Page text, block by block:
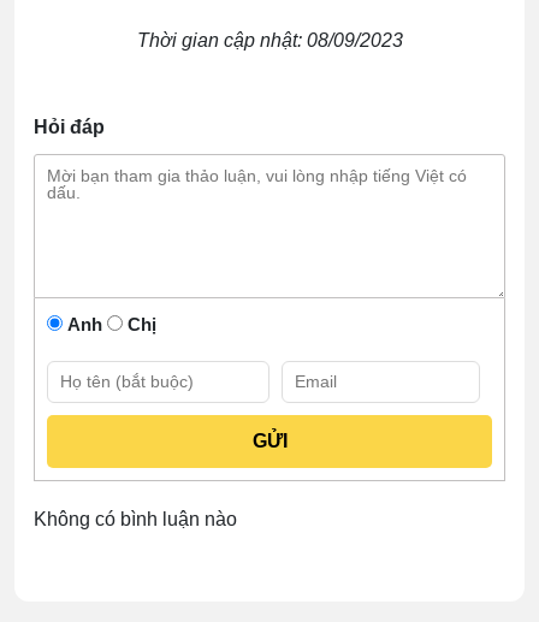
Thời gian cập nhật: 08/09/2023
Hỏi đáp
Anh Chị
Không có bình luận nào